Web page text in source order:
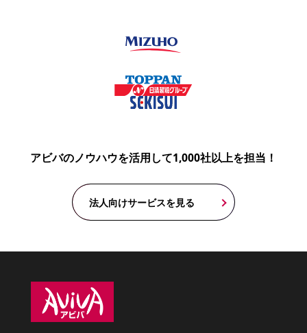
アビバのノウハウを活用して1,000社以上を担当！
法人向けサービスを見る